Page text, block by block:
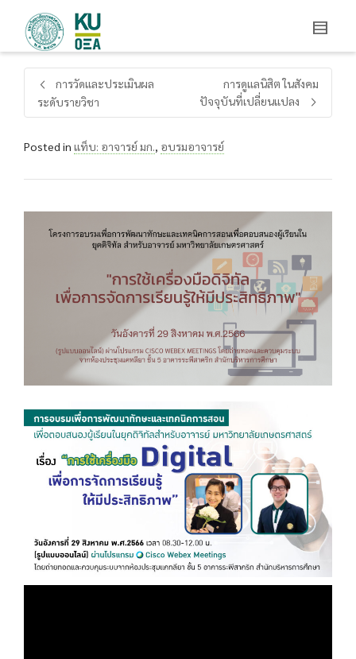
การวัดและประเมินผล
ระดับรายวิชา
การดูแลนิสิต ในสังคม
ปัจจุบันที่เปลี่ยนแปลง
Posted in แท็บ: อาจารย์ มก., อบรมอาจารย์